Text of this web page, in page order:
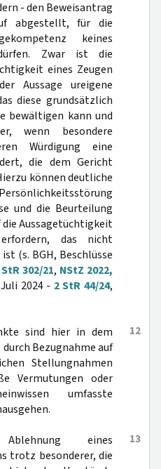
- den Beweisantrag
abgestellt, für die
keines
Zwar ist die
eines Zeugen
Aussage ureigene
diese grundsätzlich
bewältigen kann und
wenn besondere
Würdigung eine
die dem Gericht
können deutliche
und die Beurteilung
die Aussagetüchtigkeit
erfordern, das nicht
(s. BGH, Beschlüsse
302/21, NStZ 2022,
2024 - 2 StR 44/24,
12
sind hier in dem
Bezugnahme auf
Stellungnahmen
Vermutungen oder
umfasste
13
eines
trotz besonderer, die